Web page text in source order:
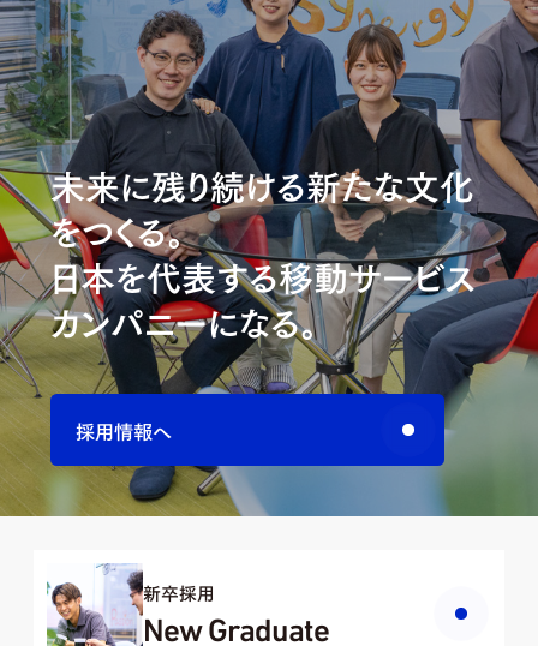
未来に残り続ける新たな文化
をつくる。
日本を代表する移動サービス
カンパニーになる。
採用情報へ
新卒採用
New Graduate